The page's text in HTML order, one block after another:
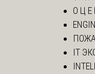
О Ц Е
IT